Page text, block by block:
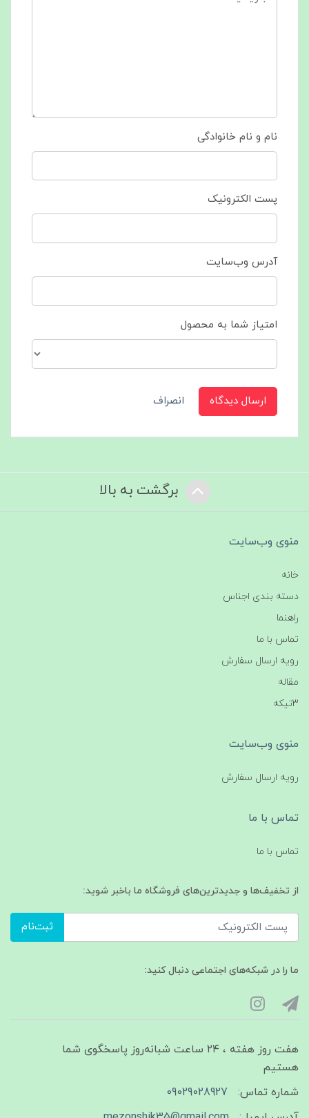
نام و نام خانوادگی
پست الکترونیک
آدرس وب‌سایت
امتیاز شما به محصول
ارسال دیدگاه انصراف
برگشت به بالا
منوی وب‌سایت
خانه
دسته بندی اجناس
راهنما
تماس با ما
رویه ارسال سفارش
مقاله
3تیکه
منوی وب‌سایت
رویه ارسال سفارش
تماس با ما
تماس با ما
از تخفیف‌ها و جدیدترین‌های فروشگاه ما باخبر شوید:
ثبت‌نام
ما را در شبکه‌های اجتماعی دنبال کنید:
هفت روز هفته ، ۲۴ ساعت شبانه‌روز پاسخگوی شما
هستیم
شماره تماس:
09029028927